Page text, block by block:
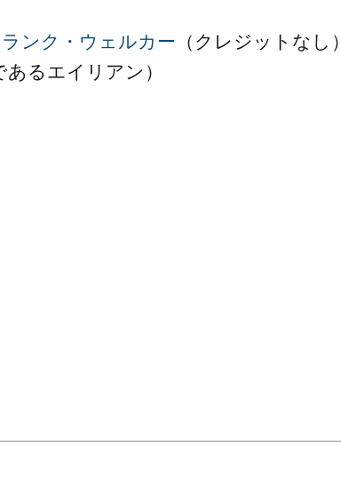
ンク・ウェルカー （クレジットなし
あるエイリアン）